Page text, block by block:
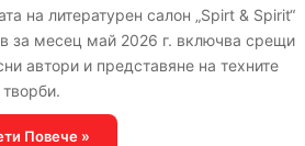
на литературен салон „Spirt & Spirit“
за месец май 2026 г. включва срещи
автори и представяне на техните
Повече »